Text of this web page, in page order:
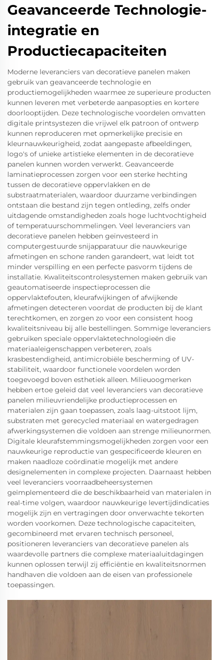
Geavanceerde Technologie-
integratie en
Productiecapaciteiten
Moderne leveranciers van decoratieve panelen maken
gebruik van geavanceerde technologie en
productiemogelijkheden waarmee ze superieure producten
kunnen leveren met verbeterde aanpasopties en kortere
doorlooptijden. Deze technologische voordelen omvatten
digitale printsystezen die vrijwel elk patroon of ontwerp
kunnen reproduceren met opmerkelijke precisie en
kleurnauwkeurigheid, zodat aangepaste afbeeldingen,
logo's of unieke artistieke elementen in de decoratieve
panelen kunnen worden verwerkt. Geavanceerde
laminatieprocessen zorgen voor een sterke hechting
tussen de decoratieve oppervlakken en de
substraatmaterialen, waardoor duurzame verbindingen
ontstaan die bestand zijn tegen ontleding, zelfs onder
uitdagende omstandigheden zoals hoge luchtvochtigheid
of temperatuurschommelingen. Veel leveranciers van
decoratieve panelen hebben geïnvesteerd in
computergestuurde snijapparatuur die nauwkeurige
afmetingen en schone randen garandeert, wat leidt tot
minder verspilling en een perfecte pasvorm tijdens de
installatie. Kwaliteitscontrolesystemen maken gebruik van
geautomatiseerde inspectieprocessen die
oppervlaktefouten, kleurafwijkingen of afwijkende
afmetingen detecteren voordat de producten bij de klant
terechtkomen, en zorgen zo voor een consistent hoog
kwaliteitsniveau bij alle bestellingen. Sommige leveranciers
gebruiken speciale oppervlaktetechnologieën die
materiaaleigenschappen verbeteren, zoals
krasbestendigheid, antimicrobiële bescherming of UV-
stabiliteit, waardoor functionele voordelen worden
toegevoegd boven esthetiek alleen. Milieuoogmerken
hebben ertoe geleid dat veel leveranciers van decoratieve
panelen milieuvriendelijke productieprocessen en
materialen zijn gaan toepassen, zoals laag-uitstoot lijm,
substraten met gerecycled materiaal en watergedragen
afwerkingsystemen die voldoen aan strenge milieunormen.
Digitale kleurafstemmingsmogelijkheden zorgen voor een
nauwkeurige reproductie van gespecificeerde kleuren en
maken naadloze coördinatie mogelijk met andere
designelementen in complexe projecten. Daarnaast hebben
veel leveranciers voorraadbeheersystemen
geïmplementeerd die de beschikbaarheid van materialen in
real-time volgen, waardoor nauwkeurige levertijdindicaties
mogelijk zijn en vertragingen door onverwachte tekorten
worden voorkomen. Deze technologische capaciteiten,
gecombineerd met ervaren technisch personeel,
positioneren leveranciers van decoratieve panelen als
waardevolle partners die complexe materiaaluitdagingen
kunnen oplossen terwijl zij efficiëntie en kwaliteitsnormen
handhaven die voldoen aan de eisen van professionele
toepassingen.